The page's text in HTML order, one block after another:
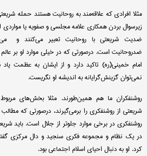
مثلا افرادی که علاقه‌مند به روحانیت هستند حمله
زیرسوال بردن همکاری علامه مجلسی و صفویه یا مواردی
ضدیت شریعتی با روحانیت تعبیر می‌کنند و
ضد‌روحانیت است. درصورتی که در خیلی موارد او بر عالم
امام خمینی(ره) تاکید دارد و از ایشان به عظمت یاد
نمی‌توان گزینش‌گرایانه به اندیشه او نگریست.
روشنفکران ما هم همین‌طورند. مثلا بخش‌های
شریعتی از روشنفکری را برمی‌گیرند، درصورتی که
روشنفکری در برخی موارد جلو‌تر از جلال است. باید
در یک نظام و مجموعه فکری سنجید و دال مرکزی
کرد. او به دنبال احیای اسلام اجتماعی بود.